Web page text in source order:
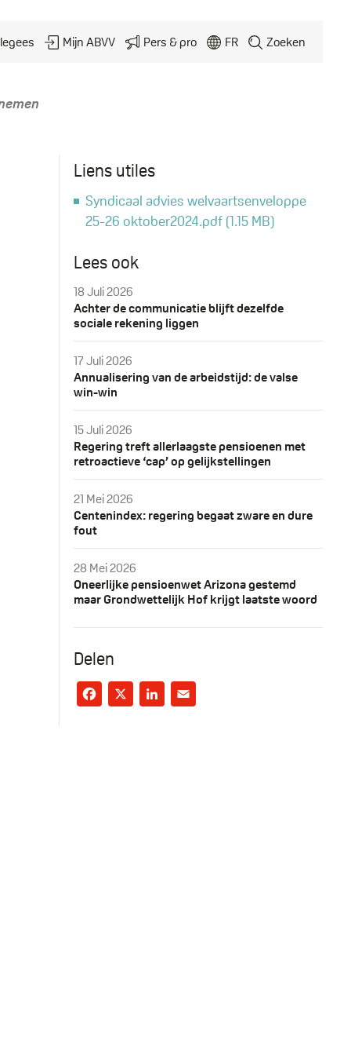
Mijn ABVV Pers & pro FR Zoeken
Liens utiles
Document
Syndicaal advies welvaartsenveloppe
25-26 oktober2024.pdf (1.15 MB)
Lees ook
18 Juli 2026
Achter de communicatie blijft dezelfde
sociale rekening liggen
17 Juli 2026
Annualisering van de arbeidstijd: de valse
win-win
15 Juli 2026
Regering treft allerlaagste pensioenen met
retroactieve ‘cap’ op gelijkstellingen
21 Mei 2026
Centenindex: regering begaat zware en dure
fout
28 Mei 2026
Oneerlijke pensioenwet Arizona gestemd
maar Grondwettelijk Hof krijgt laatste woord
Delen
Facebook
X LinkedIn